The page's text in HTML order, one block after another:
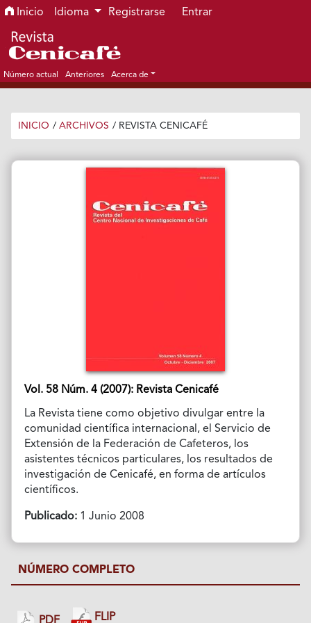
Ir al menú de navegación principal
Ir al contenido principal
Ir al pie de página del sitio
Inicio Idioma Registrarse Entrar
Número actual Anteriores Acerca de
INICIO / ARCHIVOS / REVISTA CENICAFÉ
Vol. 58 Núm. 4 (2007): Revista Cenicafé
La Revista tiene como objetivo divulgar entre la
comunidad científica internacional, el Servicio de
Extensión de la Federación de Cafeteros, los
asistentes técnicos particulares, los resultados de
investigación de Cenicafé, en forma de artículos
científicos.
Publicado:1 Junio 2008
NÚMERO COMPLETO
FLIP